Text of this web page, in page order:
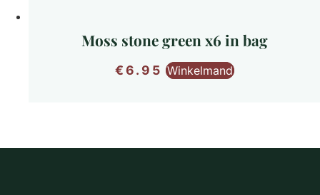
Moss stone green x6 in bag
€6.95 Winkelmand